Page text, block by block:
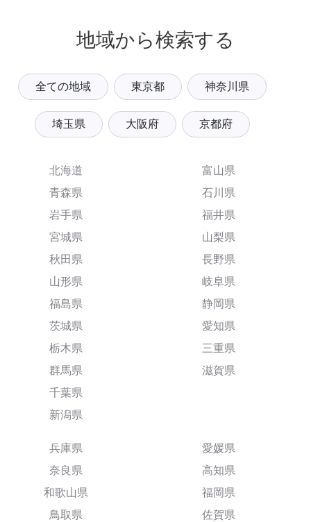
地域から検索する
全ての地域 東京都 神奈川県
埼玉県 大阪府 京都府
北海道
青森県
岩手県
宮城県
秋田県
山形県
福島県
茨城県
栃木県
群馬県
千葉県
新潟県
富山県
石川県
福井県
山梨県
長野県
岐阜県
静岡県
愛知県
三重県
滋賀県
兵庫県
奈良県
和歌山県
鳥取県
愛媛県
高知県
福岡県
佐賀県